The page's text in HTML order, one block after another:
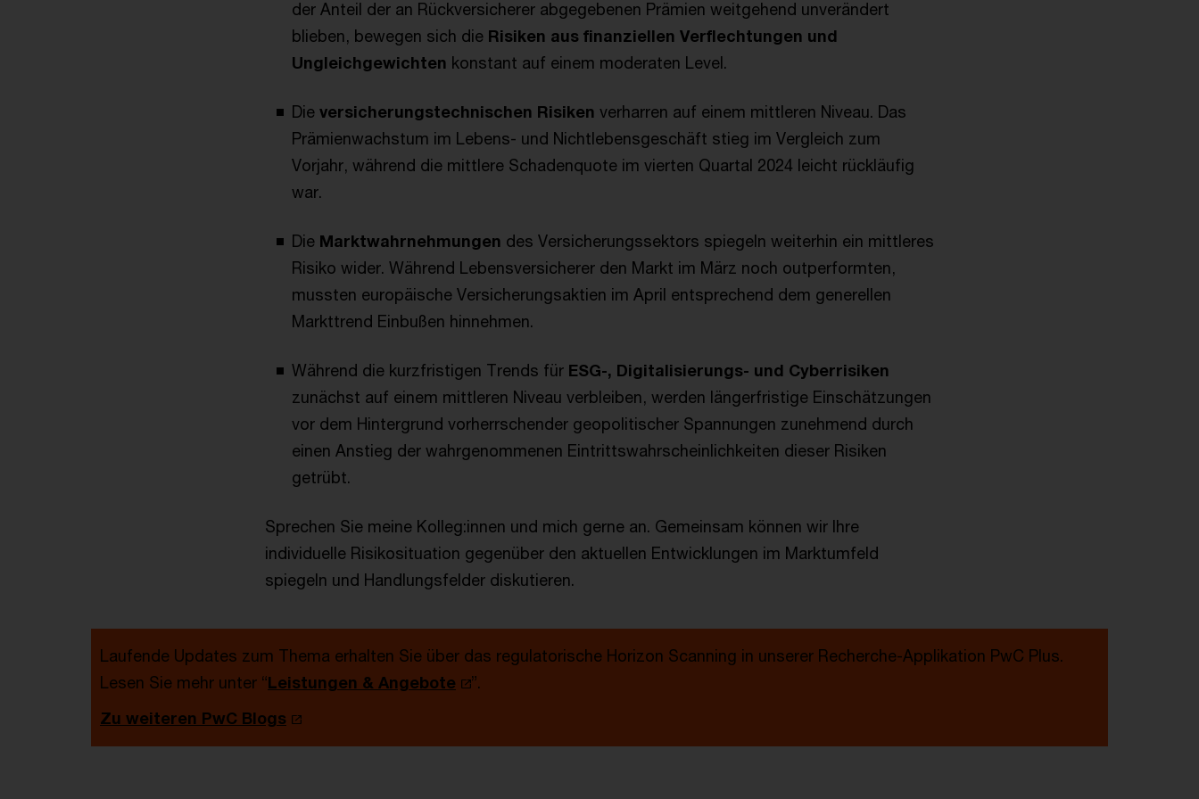
der Anteil der an Rückversicherer abgegebenen Prämien weitgehend unverändert
blieben, bewegen sich die Risiken aus finanziellen Verflechtungen und
Ungleichgewichten konstant auf einem moderaten Level.
Die versicherungstechnischen Risiken verharren auf einem mittleren Niveau. Das
Prämienwachstum im Lebens- und Nichtlebensgeschäft stieg im Vergleich zum
Vorjahr, während die mittlere Schadenquote im vierten Quartal 2024 leicht rückläufig
war.
Die Marktwahrnehmungen des Versicherungssektors spiegeln weiterhin ein mittleres
Risiko wider. Während Lebensversicherer den Markt im März noch outperformten,
mussten europäische Versicherungsaktien im April entsprechend dem generellen
Markttrend Einbußen hinnehmen.
Während die kurzfristigen Trends für ESG-, Digitalisierungs- und Cyberrisiken
zunächst auf einem mittleren Niveau verbleiben, werden längerfristige Einschätzungen
vor dem Hintergrund vorherrschender geopolitischer Spannungen zunehmend durch
einen Anstieg der wahrgenommenen Eintrittswahrscheinlichkeiten dieser Risiken
getrübt.
Sprechen Sie meine Kolleg:innen und mich gerne an. Gemeinsam können wir Ihre
individuelle Risikosituation gegenüber den aktuellen Entwicklungen im Marktumfeld
spiegeln und Handlungsfelder diskutieren.
Laufende Updates zum Thema erhalten Sie über das regulatorische Horizon Scanning in unserer Recherche-Applikation PwC Plus.
Lesen Sie mehr unter “Leistungen & Angebote
”.
Zu weiteren PwC Blogs